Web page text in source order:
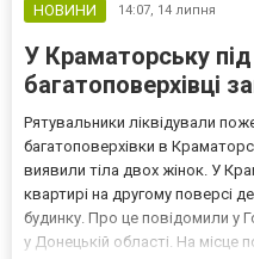
НОВИНИ 14:07, 14 липня
У Краматорську
багатоповерхівці
Рятувальники ліквідували
багатоповерхівки в
виявили тіла двох жінок. У
квартирі на другому поверсі
будинку. Про це повідомили у
у Донецькій області. На місце